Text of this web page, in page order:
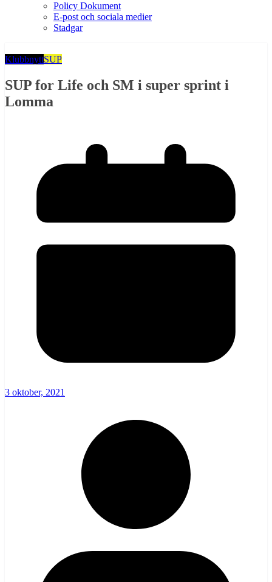
Policy Dokument
E-post och sociala medier
Stadgar
KlubbnyttSUP
SUP for Life och SM i super sprint i
Lomma
3 oktober, 2021